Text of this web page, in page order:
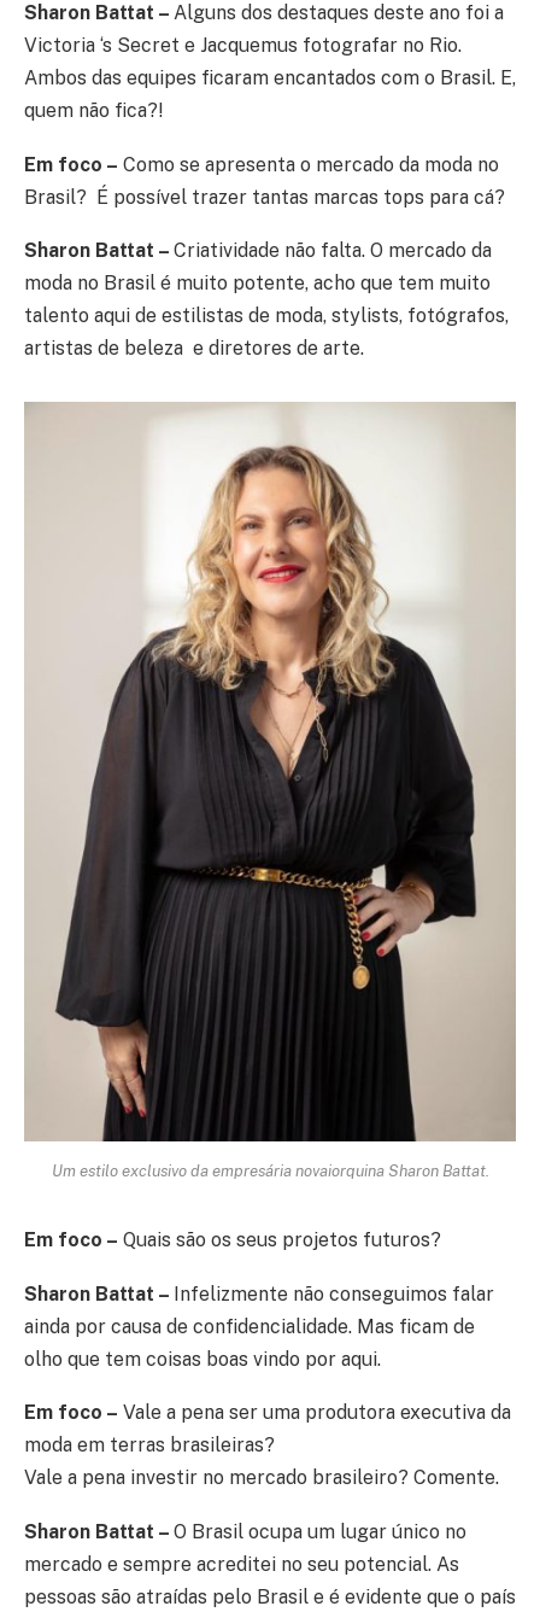
Sharon Battat – Alguns dos destaques deste ano foi a
Victoria ‘s Secret e Jacquemus fotografar no Rio.
Ambos das equipes ficaram encantados com o Brasil. E,
quem não fica?!
Em foco – Como se apresenta o mercado da moda no
Brasil? É possível trazer tantas marcas tops para cá?
Sharon Battat – Criatividade não falta. O mercado da
moda no Brasil é muito potente, acho que tem muito
talento aqui de estilistas de moda, stylists, fotógrafos,
artistas de beleza e diretores de arte.
Um estilo exclusivo da empresária novaiorquina Sharon Battat.
Em foco – Quais são os seus projetos futuros?
Sharon Battat – Infelizmente não conseguimos falar
ainda por causa de confidencialidade. Mas ficam de
olho que tem coisas boas vindo por aqui.
Em foco – Vale a pena ser uma produtora executiva da
moda em terras brasileiras?
Vale a pena investir no mercado brasileiro? Comente.
Sharon Battat – O Brasil ocupa um lugar único no
mercado e sempre acreditei no seu potencial. As
pessoas são atraídas pelo Brasil e é evidente que o país